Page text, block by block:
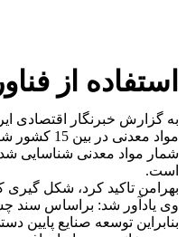
استفاده از
به گزارش خبرنگار اقتصادی
مواد معدنی در بین 15 کشور شاخص از نظر ذخایر شناسایی شده جای دارد و از لحاظ تنوع نیز به عنوان یکی از 10 کشور در این زمینه است.
است.
بهرامن تاکید کرد، شکل گیری
بنابراین توسعه صنایع پایین